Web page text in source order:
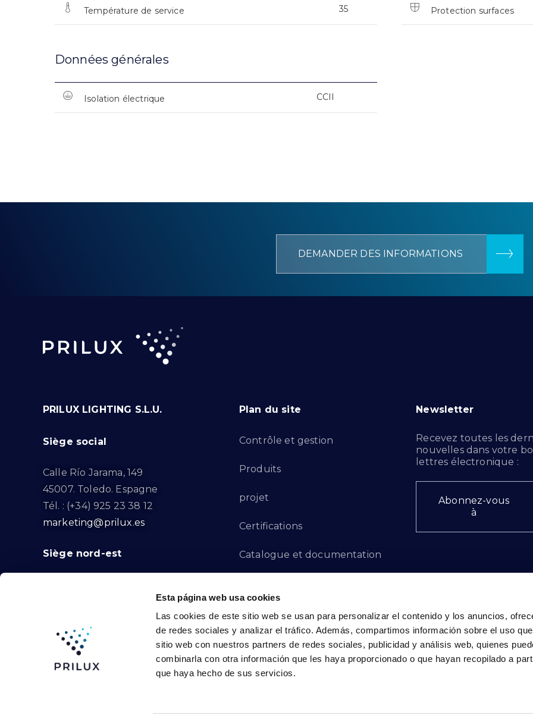
Esta página web usa cookies
Las cookies de este sitio web se usan para personalizar el contenido y los anuncios,
de redes sociales y analizar el tráfico. Además, compartimos información sobre el uso
sitio web con nuestros partners de redes sociales, publicidad y análisis web, quienes
combinarla con otra información que les haya proporcionado o que hayan recopilado a
que haya hecho de sus servicios.
Température de service 35 Protection surfaces
Données générales
Isolation électrique CCII
DEMANDER DES INFORMATIONS
PRILUX LIGHTING S.L.U.
Siège social
Calle Río Jarama, 149
45007. Toledo. Espagne
Tél. : (+34) 925 23 38 12
marketing@prilux.es
Siège nord-est
08791. Sant Llorenç d’Hortons.
Tél. : (+34) 93 719 23 29
marketing@prilux.es
Plan du site
Contrôle et gestion
Produits
projet
Certifications
Catalogue et documentation
Canal des plaintes
Contacto - FR
Newsletter
Recevez toutes les
nouvelles dans votre
lettres électronique :
Abonnez-vous
à